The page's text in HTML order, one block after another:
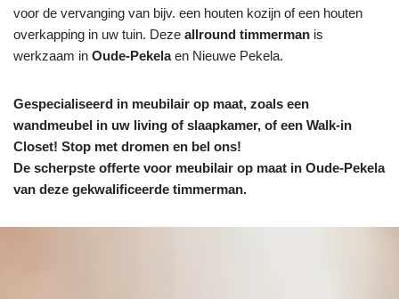
voor de vervanging van bijv. een houten kozijn of een houten
overkapping in uw tuin. Deze allround timmerman is
werkzaam in Oude-Pekelaen Nieuwe Pekela.
Gespecialiseerd in meubilair op maat, zoals een
wandmeubel in uw living of slaapkamer, of een Walk-in
Closet! Stop met dromen en bel ons!
De scherpste offerte voor meubilair op maat in Oude-Pekela
van deze gekwalificeerde timmerman.